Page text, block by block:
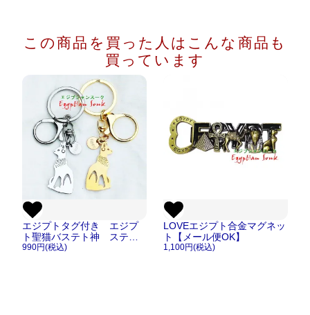
この商品を買った人は こんな商品も
買っています
エジプトタグ付き エジプ
ト聖猫バステト神 ステン
レス キーホルダー/キーリ
990円(税込)
LOVEエジプト合金マグネッ
ト【メール便OK】
1,100円(税込)